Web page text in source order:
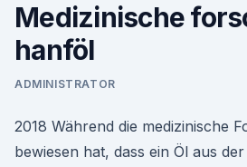
Medizinische
hanföl
ADMINISTRATOR
2018 Während die medizinische
bewiesen hat, dass ein Öl aus